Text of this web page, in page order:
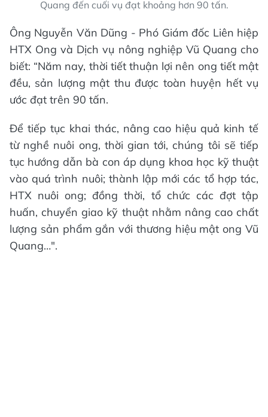
Quang đến cuối vụ đạt khoảng hơn 90 tấn.
Ông Nguyễn Văn Dũng - Phó Giám đốc Liên hiệp
HTX Ong và Dịch vụ nông nghiệp Vũ Quang cho
biết: “Năm nay, thời tiết thuận lợi nên ong tiết mật
đều, sản lượng mật thu được toàn huyện hết vụ
ước đạt trên 90 tấn.
Để tiếp tục khai thác, nâng cao hiệu quả kinh tế
từ nghề nuôi ong, thời gian tới, chúng tôi sẽ tiếp
tục hướng dẫn bà con áp dụng khoa học kỹ thuật
vào quá trình nuôi; thành lập mới các tổ hợp tác,
HTX nuôi ong; đồng thời, tổ chức các đợt tập
huấn, chuyển giao kỹ thuật nhằm nâng cao chất
lượng sản phẩm gắn với thương hiệu mật ong Vũ
Quang…".